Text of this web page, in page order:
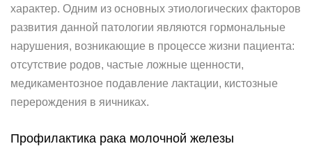
характер. Одним из основных этиологических факторов
развития данной патологии являются гормональные
нарушения, возникающие в процессе жизни пациента:
отсутствие родов, частые ложные щенности,
медикаментозное подавление лактации, кистозные
перерождения в яичниках.
Профилактика рака молочной железы